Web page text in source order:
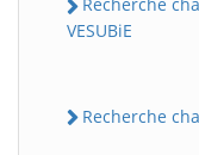
VESUBiE
Recherche